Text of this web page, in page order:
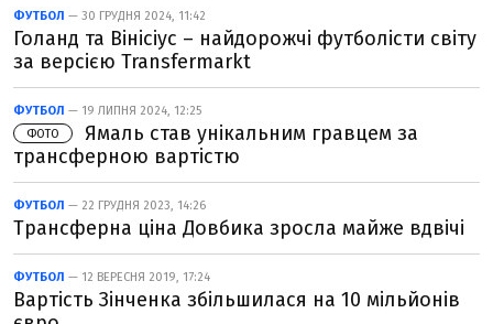
ФУТБОЛ — 30 ГРУДНЯ 2024, 11:42
Голанд та Вінісіус – найдорожчі футболісти світу
за версією Transfermarkt
ФУТБОЛ — 19 ЛИПНЯ 2024, 12:25
ФОТО
Ямаль став унікальним гравцем за
трансферною вартістю
ФУТБОЛ — 22 ГРУДНЯ 2023, 14:26
Трансферна ціна Довбика зросла майже вдвічі
ФУТБОЛ — 12 ВЕРЕСНЯ 2019, 17:24
Вартість Зінченка збільшилася на 10 мільйонів